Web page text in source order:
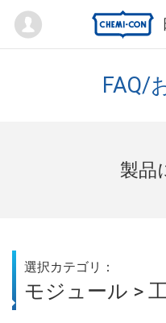
Mypage
FAQ/
製品
選択カテゴリ：
モジュール >